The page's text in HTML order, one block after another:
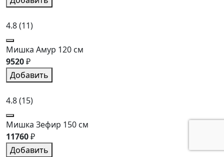
4.8(11)
Мишка Амур 120 см
9520₽
Добавить
4.8(15)
Мишка Зефир 150 см
11760₽
Добавить